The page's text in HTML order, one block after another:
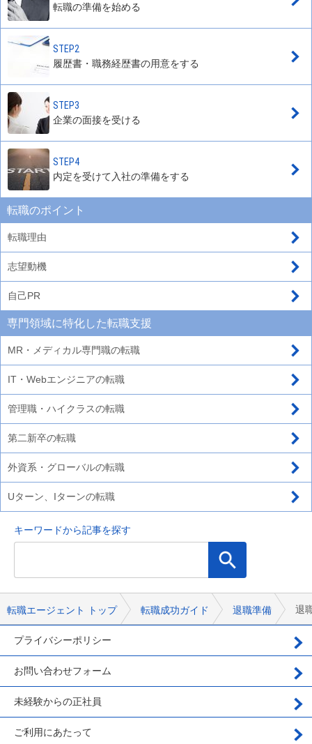
転職の準備を始める
STEP2
履歴書・職務経歴書の用意をする
STEP3
企業の面接を受ける
STEP4
内定を受けて入社の準備をする
転職のポイント
転職理由
志望動機
自己PR
専門領域に特化した転職支援
MR・メディカル専門職の転職
IT・Webエンジニアの転職
管理職・ハイクラスの転職
第二新卒の転職
外資系・グローバルの転職
Uターン、Iターンの転職
キーワードから記事を探す
転職エージェント トップ 転職成功ガイド 退職準備 退
プライバシーポリシー
お問い合わせフォーム
未経験からの正社員
ご利用にあたって